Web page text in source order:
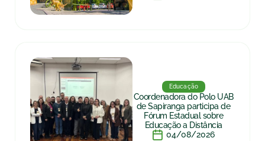
Educação
Coordenadora do Polo UAB
de Sapiranga participa de
Fórum Estadual sobre
Educação a Distância
04/08/2026